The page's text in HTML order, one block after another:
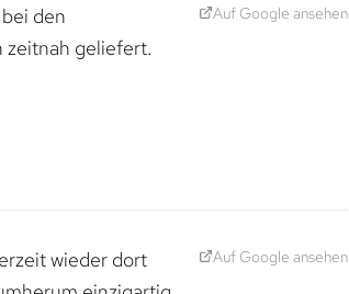
den
zeitnah geliefert.
Auf Google ansehen
wieder dort
Auf Google ansehen